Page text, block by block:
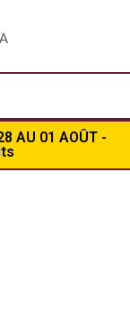
AU 01 AOÛT -